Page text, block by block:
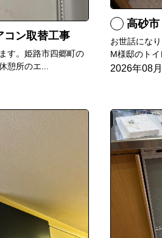
ン取替工事
す。姫路市四郷町の
憩所のエ...
高砂
お世話にな
M様邸のトイ
2026年08